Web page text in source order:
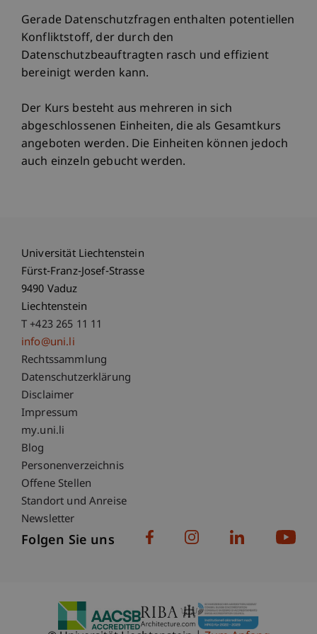
Gerade Datenschutzfragen enthalten potentiellen
Konfliktstoff, der durch den
Datenschutzbeauftragten rasch und effizient
bereinigt werden kann.
Der Kurs besteht aus mehreren in sich
abgeschlossenen Einheiten, die als Gesamtkurs
angeboten werden. Die Einheiten können jedoch
auch einzeln gebucht werden.
Universität Liechtenstein
Fürst-Franz-Josef-Strasse
9490 Vaduz
Liechtenstein
T +423 265 11 11
info@uni.li
Fußzeile Rechtliche Hinweise
Rechtssammlung
Datenschutzerklärung
Disclaimer
Impressum
Fußzeile Subdomain-Verzeichnis
my.uni.li
Blog
Personenverzeichnis
Offene Stellen
Standort und Anreise
Newsletter
Folgen Sie uns